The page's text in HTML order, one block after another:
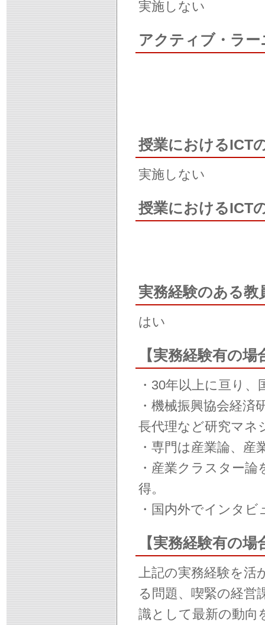
実施しない
アクティブ・ラ
授業におけるICT
実施しない
授業におけるICT
実務経験のある教
はい
【実務経験有の
・30年以上に亘り
・機械振興協会経
長代理など研究マネ
・専門は産業論、
・産業クラスター
得。
・国内外でインタ
【実務経験有の
上記の実務経験を活
る問題、喫緊の経営
識として最新の動向